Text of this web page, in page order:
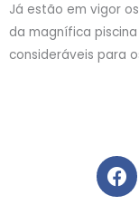
Já estão em vigor
da magnífica
consideráveis para